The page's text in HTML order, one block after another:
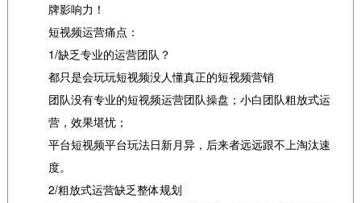
牌影响力！
短视频运营痛点：
1/缺乏专业的运营团队？
都只是会玩玩短视频没人懂真正的短视频营销
团队没有专业的短视频运营团队操盘；小白团队粗放式运
营，效果堪忧；
平台短视频平台玩法日新月异，后来者远远跟不上淘汰速
度。
2/粗放式运营缺乏整体规划